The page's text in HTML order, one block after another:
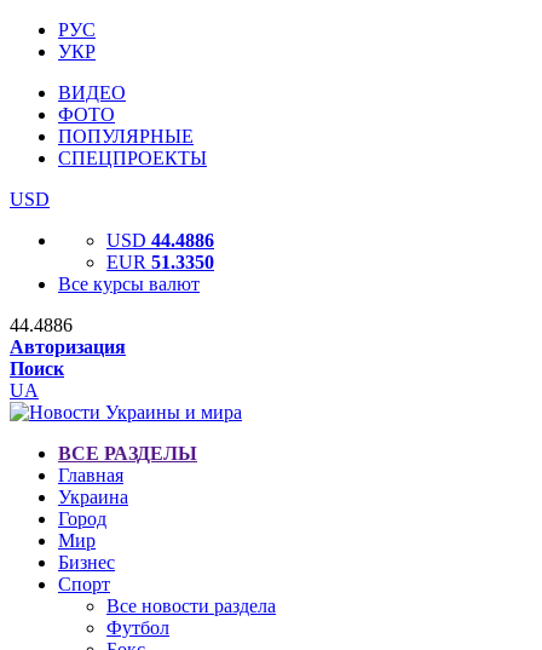
РУС
УКР
ВИДЕО
ФОТО
ПОПУЛЯРНЫЕ
СПЕЦПРОЕКТЫ
USD
USD 44.4886
EUR 51.3350
Все курсы валют
44.4886
Авторизация
Поиск
UA
ВСЕ РАЗДЕЛЫ
Главная
Украина
Город
Мир
Бизнес
Спорт
Все новости раздела
Футбол